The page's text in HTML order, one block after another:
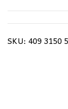
SKU: 409 3150